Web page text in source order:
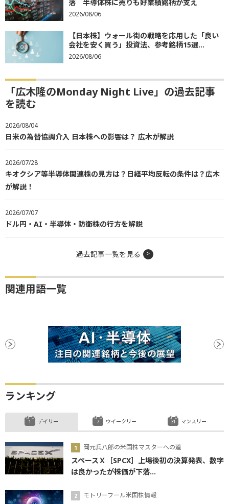
落 半導体株に売りも好業績銘柄が支え
2026/08/06
【日本株】ウォール街の戦略を応用した「良い
会社を安く買う」投資法、参考銘柄15選...
2026/08/06
「広木隆のMonday Night Live」の過去記事
を読む
2026/08/04
日米の為替協調介入 日本株への影響は？ 広木が解説
2026/07/28
キオクシア等半導体関連株の見方は？日経平均反転の条件は？広木
が解説！
2026/07/07
ドル円・AI・半導体・防衛株の行方を解説
過去記事一覧を見る
関連用語一覧
ランキング
デイリー
岡元兵八郎の米国株マスターへの道
スペースＸ［SPCX］上場後初の決算発表、数字
は良かったが株価が下落...
モトリーフール米国株情報
ウイークリー マンスリー